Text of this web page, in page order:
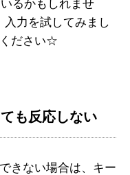
るかもしれませ
入力を試してみまし
ださい☆
も反応しない
きない場合は、キー